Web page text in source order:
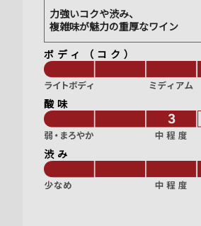
力強いコクや渋み、
複雑味が魅力の重厚なワイン
ボディ（コク）
酸味
渋み